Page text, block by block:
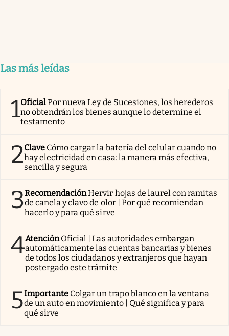
Las más leídas
1OficialPor nueva Ley de Sucesiones, los herederos
no obtendrán los bienes aunque lo determine el
testamento
2Clave Cómo cargar la batería del celular cuando no
hay electricidad en casa: la manera más efectiva,
sencilla y segura
3RecomendaciónHervir hojas de laurel con ramitas
de canela y clavo de olor | Por qué recomiendan
hacerlo y para qué sirve
4AtenciónOficial | Las autoridades embargan
automáticamente las cuentas bancarias y bienes
de todos los ciudadanos y extranjeros que hayan
postergado este trámite
5Importante Colgar un trapo blanco en la ventana
de un auto en movimiento | Qué significa y para
qué sirve